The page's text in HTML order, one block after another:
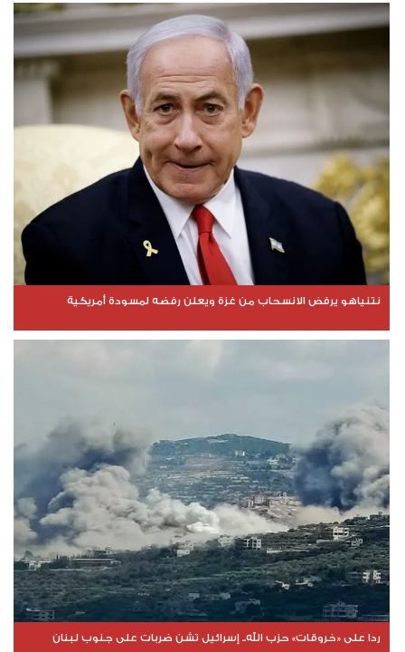
نتنياهو يرفض الانسحاب من غزة ويعلن رفضه لمسودة أمريكية
ردا على «خروقات» حزب الله.. إسرائيل تشن ضربات على جنوب لبنان